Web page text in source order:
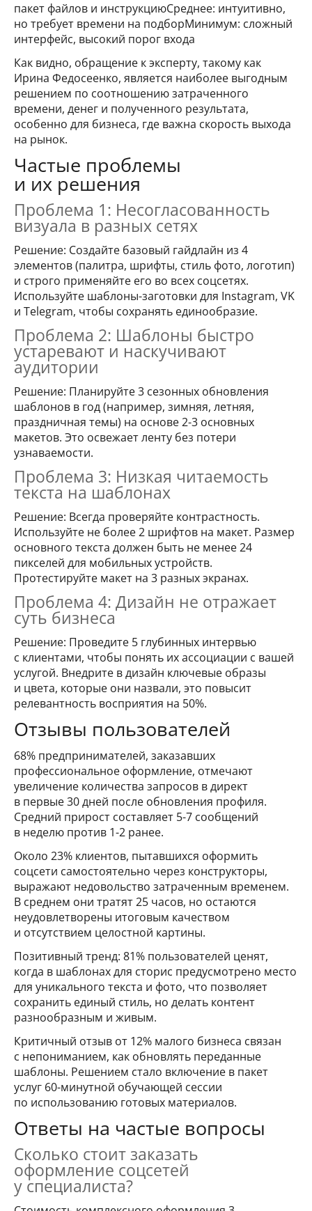
пакет файлов и инструкциюСреднее: интуитивно,
но требует времени на подборМинимум: сложный
интерфейс, высокий порог входа
Как видно, обращение к эксперту, такому как
Ирина Федосеенко, является наиболее выгодным
решением по соотношению затраченного
времени, денег и полученного результата,
особенно для бизнеса, где важна скорость выхода
на рынок.
Частые проблемы
и их решения
Проблема 1: Несогласованность
визуала в разных сетях
Решение: Создайте базовый гайдлайн из 4
элементов (палитра, шрифты, стиль фото, логотип)
и строго применяйте его во всех соцсетях.
Используйте шаблоны-заготовки для Instagram, VK
и Telegram, чтобы сохранять единообразие.
Проблема 2: Шаблоны быстро
устаревают и наскучивают
аудитории
Решение: Планируйте 3 сезонных обновления
шаблонов в год (например, зимняя, летняя,
праздничная темы) на основе 2-3 основных
макетов. Это освежает ленту без потери
узнаваемости.
Проблема 3: Низкая читаемость
текста на шаблонах
Решение: Всегда проверяйте контрастность.
Используйте не более 2 шрифтов на макет. Размер
основного текста должен быть не менее 24
пикселей для мобильных устройств.
Протестируйте макет на 3 разных экранах.
Проблема 4: Дизайн не отражает
суть бизнеса
Решение: Проведите 5 глубинных интервью
с клиентами, чтобы понять их ассоциации с вашей
услугой. Внедрите в дизайн ключевые образы
и цвета, которые они назвали, это повысит
релевантность восприятия на 50%.
Отзывы пользователей
68% предпринимателей, заказавших
профессиональное оформление, отмечают
увеличение количества запросов в директ
в первые 30 дней после обновления профиля.
Средний прирост составляет 5-7 сообщений
в неделю против 1-2 ранее.
Около 23% клиентов, пытавшихся оформить
соцсети самостоятельно через конструкторы,
выражают недовольство затраченным временем.
В среднем они тратят 25 часов, но остаются
неудовлетворены итоговым качеством
и отсутствием целостной картины.
Позитивный тренд: 81% пользователей ценят,
когда в шаблонах для сторис предусмотрено место
для уникального текста и фото, что позволяет
сохранить единый стиль, но делать контент
разнообразным и живым.
Критичный отзыв от 12% малого бизнеса связан
с непониманием, как обновлять переданные
шаблоны. Решением стало включение в пакет
услуг 60-минутной обучающей сессии
по использованию готовых материалов.
Ответы на частые вопросы
Сколько стоит заказать
оформление соцсетей
у специалиста?